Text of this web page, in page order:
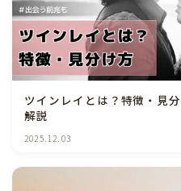
ツインレイとは？特徴・見
解説
2025.12.03